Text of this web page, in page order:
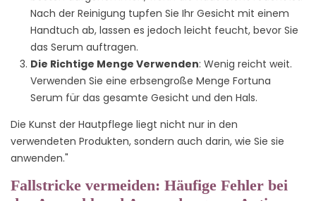
Nach der Reinigung tupfen Sie Ihr Gesicht mit einem
Handtuch ab, lassen es jedoch leicht feucht, bevor Sie
das Serum auftragen.
Die Richtige Menge Verwenden: Wenig reicht weit.
Verwenden Sie eine erbsengroße Menge Fortuna
Serum für das gesamte Gesicht und den Hals.
Die Kunst der Hautpflege liegt nicht nur in den
verwendeten Produkten, sondern auch darin, wie Sie sie
anwenden."
Fallstricke vermeiden: Häufige Fehler bei